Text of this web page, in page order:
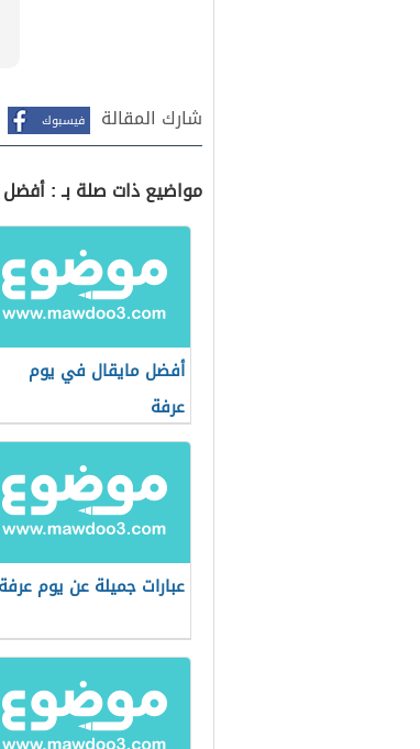
شارك المقالة فيسبوك
مواضيع ذات صلة بـ :
أفضل مايقال في يوم
عرفة
عبارات جميلة عن يوم عرفة